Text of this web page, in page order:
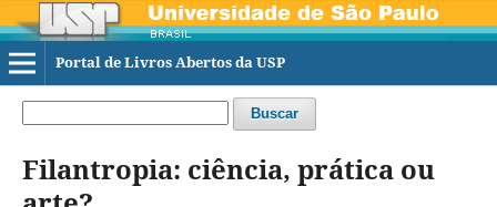
Portal de Livros Abertos da USP
Buscar
Filantropia: ciência, prática ou